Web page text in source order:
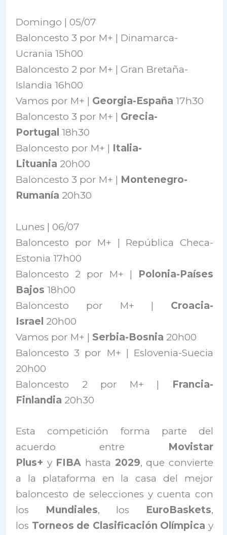
Domingo | 05/07
Baloncesto 3 por M+ | Dinamarca-
Ucrania 15h00
Baloncesto 2 por M+ | Gran Bretaña-
Islandia 16h00
Vamos por M+ | Georgia-España17h30
Baloncesto 3 por M+ | Grecia-
Portugal18h30
Baloncesto por M+ | Italia-
Lituania 20h00
Baloncesto 3 por M+ | Montenegro-
Rumanía 20h30
Lunes | 06/07
Baloncesto por M+ | República Checa-
Estonia 17h00
Baloncesto 2 por M+ | Polonia-Países
Bajos18h00
Baloncesto por M+ | Croacia-
Israel 20h00
Vamos por M+ | Serbia-Bosnia 20h00
Baloncesto 3 por M+ | Eslovenia-Suecia
20h00
Baloncesto 2 por M+ | Francia-
Finlandia 20h30
Esta competición forma parte del
acuerdo entre Movistar
Plus+ y FIBA hasta 2029, que convierte
a la plataforma en la casa del mejor
baloncesto de selecciones y cuenta con
los Mundiales, los EuroBaskets,
los Torneos de Clasificación Olímpica y